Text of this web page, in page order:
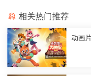
相关热门推荐
动画